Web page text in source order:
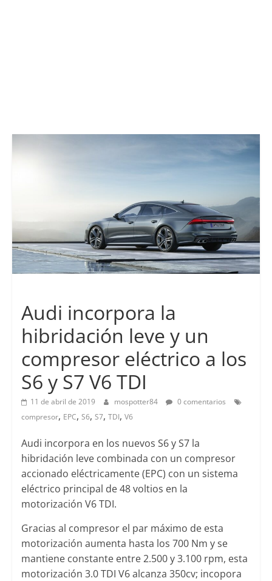
Audi incorpora la
hibridación leve y un
compresor eléctrico a los
S6 y S7 V6 TDI
11 de abril de 2019 mospotter84
0 comentarios
compresor, EPC, S6, S7, TDI, V6
Audi incorpora en los nuevos S6 y S7 la
hibridación leve combinada con un compresor
accionado eléctricamente (EPC) con un sistema
eléctrico principal de 48 voltios en la
motorización V6 TDI.
Gracias al compresor el par máximo de esta
motorización aumenta hasta los 700 Nm y se
mantiene constante entre 2.500 y 3.100 rpm, esta
motorización 3.0 TDI V6 alcanza 350cv; incopora